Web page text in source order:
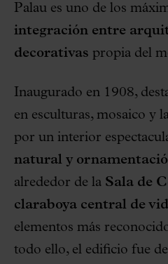
Palau es uno de los
integración entre
decorativas propia del
Inaugurado en 1908,
en esculturas, mosaico y
por un interior
natural y
alrededor de la Sala de
claraboya central de
elementos más
todo ello, el edificio fue